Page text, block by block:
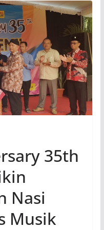
35th
Nasi
Musik